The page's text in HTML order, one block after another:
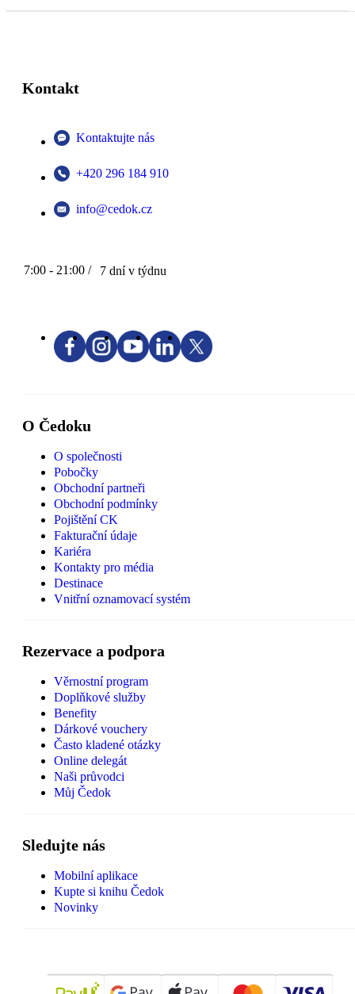
Kontakt
Kontaktujte nás
+420 296 184 910
info@cedok.cz
7:00 - 21:00 / 7 dní v týdnu
O Čedoku
O společnosti
Pobočky
Obchodní partneři
Obchodní podmínky
Pojištění CK
Fakturační údaje
Kariéra
Kontakty pro média
Destinace
Vnitřní oznamovací systém
Rezervace a podpora
Věrnostní program
Doplňkové služby
Benefity
Dárkové vouchery
Často kladené otázky
Online delegát
Naši průvodci
Můj Čedok
Sledujte nás
Mobilní aplikace
Kupte si knihu Čedok
Novinky